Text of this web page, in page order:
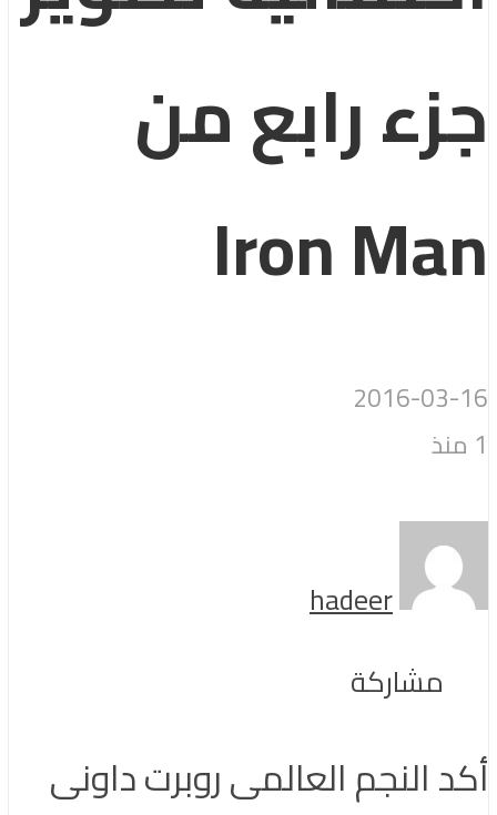
جزء رابع من
Iron Man
2016-03-16
1 منذ
hadeer
مشاركة
أكد النجم العالمى روبرت داونى